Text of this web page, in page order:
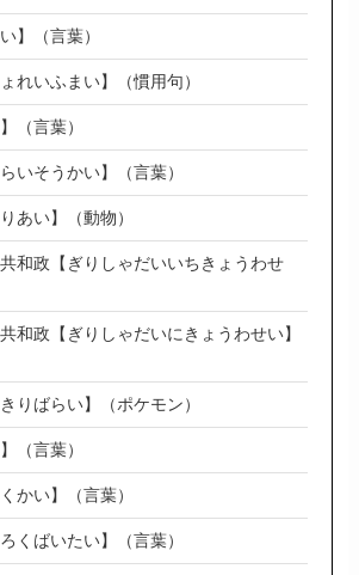
】（言葉）
れいふまい】（慣用句）
（言葉）
いそうかい】（言葉）
あい】（動物）
和政【ぎりしゃだいいちきょうわせ
和政【ぎりしゃだいにきょうわせい】
りばらい】（ポケモン）
（言葉）
かい】（言葉）
くばいたい】（言葉）